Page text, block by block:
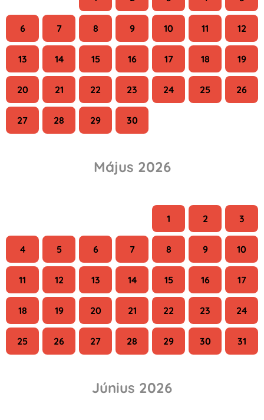
6 7 8 9 10 11 12
13 14 15 16 17 18 19
20 21 22 23 24 25 26
27 28 29 30
Május 2026
1
2 3
4 5 6 7 8 9 10
11 12 13 14 15 16 17
18 19 20 21 22 23 24
25 26 27 28 29 30 31
Június 2026